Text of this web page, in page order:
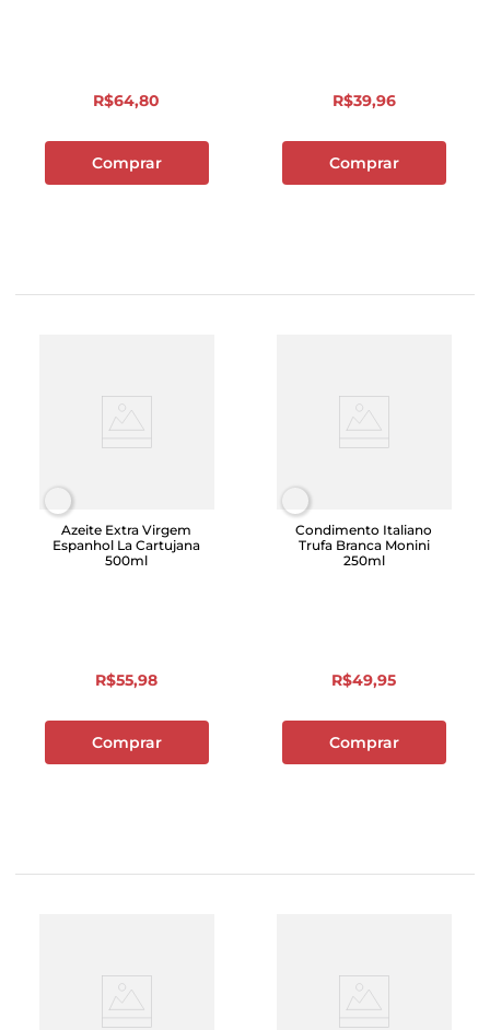
R$64,80
Comprar
R$39,96
Comprar
Azeite Extra Virgem
Espanhol La Cartujana
500ml
R$55,98
Comprar
Condimento Italiano
Trufa Branca Monini
250ml
R$49,95
Comprar